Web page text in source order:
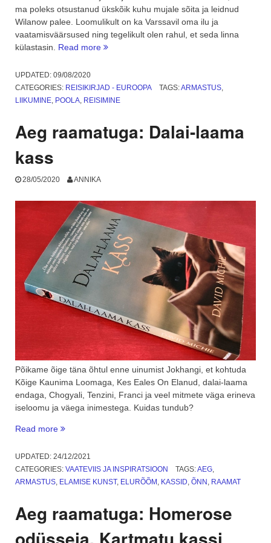
ma poleks otsustanud ükskõik kuhu mujale sõita ja leidnud
Wilanow palee. Loomulikult on ka Varssavil oma ilu ja
vaatamisväärsused ning tegelikult olen rahul, et seda linna
külastasin. Read more “Seiklusreis
tagasi
–
UPDATED: 09/08/2020
CATEGORIES: REISIKIRJAD - EUROOPA TAGS:ARMASTUS,
LIIKUMINE POOLA REISIMINE
Aeg raamatuga: Dalai-laama
kass
28/05/2020 ANNIKA
Põikame õige täna õhtul enne uinumist Jokhangi, et kohtuda
Kõige Kaunima Loomaga, Kes Eales On Elanud, dalai-laama
endaga, Chogyali, Tenzini, Franci ja veel mitmete väga erineva
iseloomu ja väega inimestega. Kuidas tundub?
Read more “Aeg
Dalai-
laama
kass”
UPDATED: 24/12/2021
CATEGORIES: VAATEVIIS JA INSPIRATSIOON TAGS:AEG,
ARMASTUS, ELAMISE KUNST, ELURÕÕM , KASSID, ÕNN , RAAMAT
Aeg raamatuga: Homerose